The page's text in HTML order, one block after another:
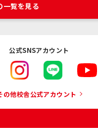
一覧を見る
公式SNSアカウント
の他校舎公式アカウント